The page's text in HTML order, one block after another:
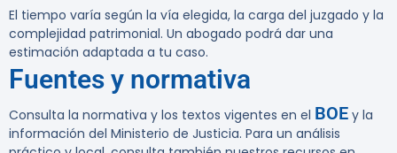
El tiempo varía según la vía elegida, la carga del juzgado y la
complejidad patrimonial. Un abogado podrá dar una
estimación adaptada a tu caso.
Fuentes y normativa
Consulta la normativa y los textos vigentes en el BOE y la
información del Ministerio de Justicia. Para un análisis